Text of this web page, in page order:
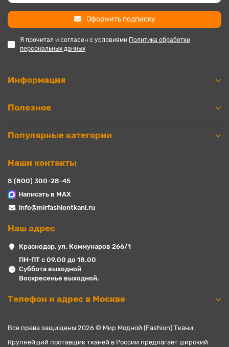
Оформить подписку
Я прочитал и согласен с условиями Политика обработки
персональных данных
Информация
Полезное
Популярные категории
Наши контакты
8 (800) 300-28-45
Написать в MAX
info@mirfashiontkani.ru
Наш адрес
Краснодар, ул. Коммунаров 266/1
ПН-ПТ с 09.00 до 18.00
Суббота выходной
Воскресенье выходной.
Телефон и адрес в Москве
Все права защищены 2026 © Мир Модной (Fashion) Ткани.
Крупнейший поставщик тканей в России предлагает широкий